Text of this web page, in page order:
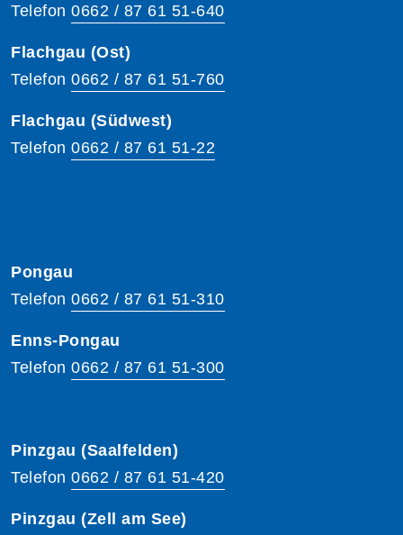
Telefon 0662 / 87 61 51-640
Flachgau (Ost)
Telefon 0662 / 87 61 51-760
Flachgau (Südwest)
Telefon 0662 / 87 61 51-22
Pongau
Telefon 0662 / 87 61 51-310
Enns-Pongau
Telefon 0662 / 87 61 51-300
Pinzgau (Saalfelden)
Telefon 0662 / 87 61 51-420
Pinzgau (Zell am See)